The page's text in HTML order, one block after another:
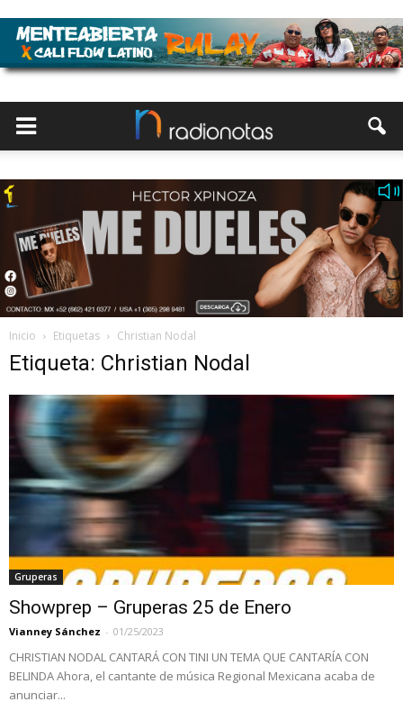
Inicio Etiquetas Christian Nodal
Etiqueta: Christian Nodal
Gruperas
Showprep – Gruperas 25 de Enero
Vianney Sánchez - 01/25/2023
CHRISTIAN NODAL CANTARÁ CON TINI UN TEMA QUE CANTARÍA CON
BELINDA Ahora, el cantante de música Regional Mexicana acaba de
anunciar...